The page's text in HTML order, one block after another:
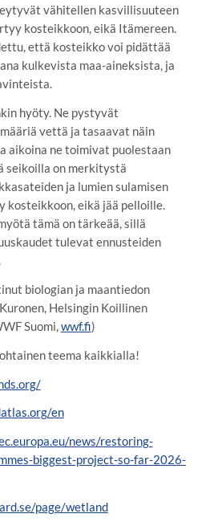
vähitellen kasvillisuuteen
kosteikkoon, eikä Itämereen.
että kosteikko voi pidättää
kulkevista maa-aineksista, ja
hyöty. Ne pystyvät
vettä ja tasaavat näin
aikoina ne toimivat puolestaan
seikoilla on merkitystä
ja lumien sulamisen
kosteikkoon, eikä jää pelloille.
tämä on tärkeää, sillä
tulevat ennusteiden
biologian ja maantiedon
Helsingin Koillinen
Suomi,wwf.fi)
teema kaikkialla!
en
news/restoring-
biggest-project-so-far-2026-
page/wetland